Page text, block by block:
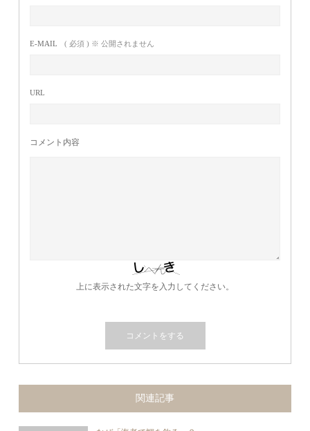
E-MAIL ( 必須 ) ※ 公開されません
URL
コメント内容
上に表示された文字を入力してください。
関連記事